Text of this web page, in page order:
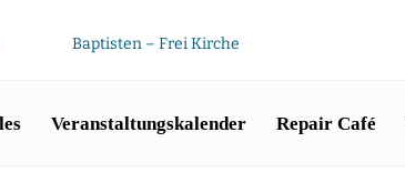
Veranstaltungskalender Repair Café